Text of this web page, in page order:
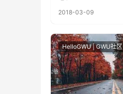
2018-03-09
HelloGWU | GWU社区